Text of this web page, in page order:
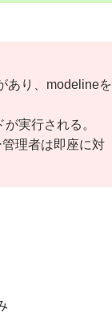
あり、modelineを
実行される。
理者は即座に対